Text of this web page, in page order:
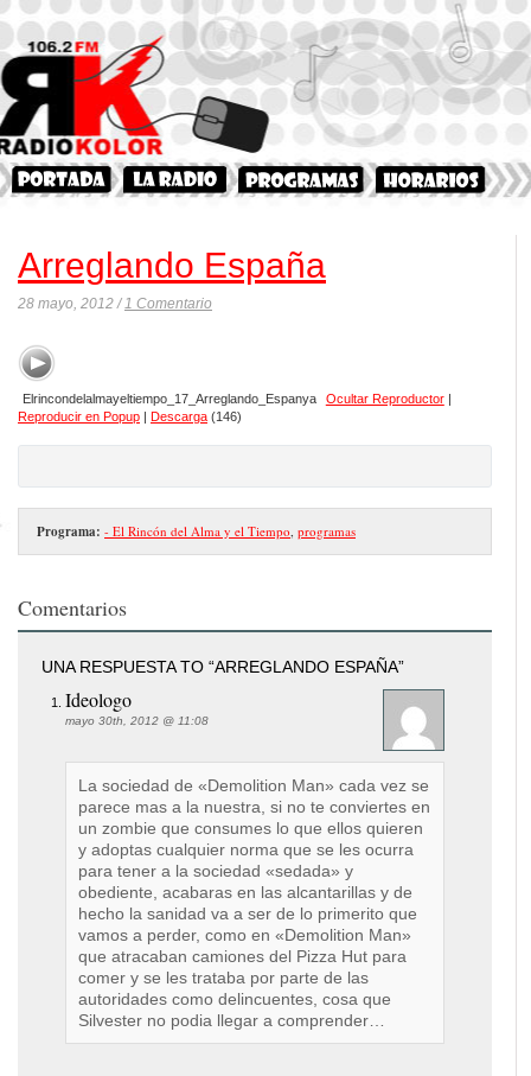
Arreglando España
28 mayo, 2012 /1 Comentario
Elrincondelalmayeltiempo_17_Arreglando_Espanya Ocultar Reproductor|
Reproducir en Popup | Descarga (146)
Programa: - El Rincón del Alma y el Tiempo programas
Comentarios
UNA RESPUESTA TO “ARREGLANDO ESPAÑA”
Ideologo
mayo 30th, 2012 @ 11:08
La sociedad de «Demolition Man» cada vez se
parece mas a la nuestra, si no te conviertes en
un zombie que consumes lo que ellos quieren
y adoptas cualquier norma que se les ocurra
para tener a la sociedad «sedada» y
obediente, acabaras en las alcantarillas y de
hecho la sanidad va a ser de lo primerito que
vamos a perder, como en «Demolition Man»
que atracaban camiones del Pizza Hut para
comer y se les trataba por parte de las
autoridades como delincuentes, cosa que
Silvester no podia llegar a comprender…